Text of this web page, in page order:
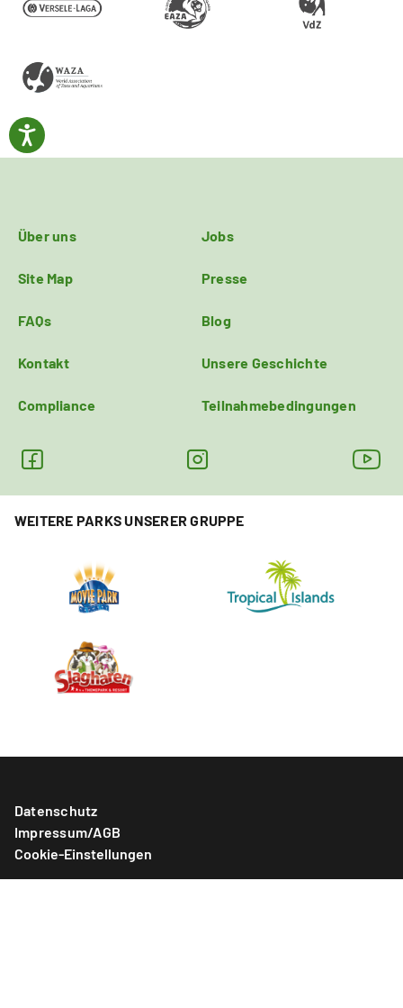
Über uns Jobs
Site Map Presse
FAQs Blog
Kontakt Unsere Geschichte
Compliance Teilnahmebedingungen
WEITERE PARKS UNSERER GRUPPE
Datenschutz
Impressum/AGB
Cookie-Einstellungen